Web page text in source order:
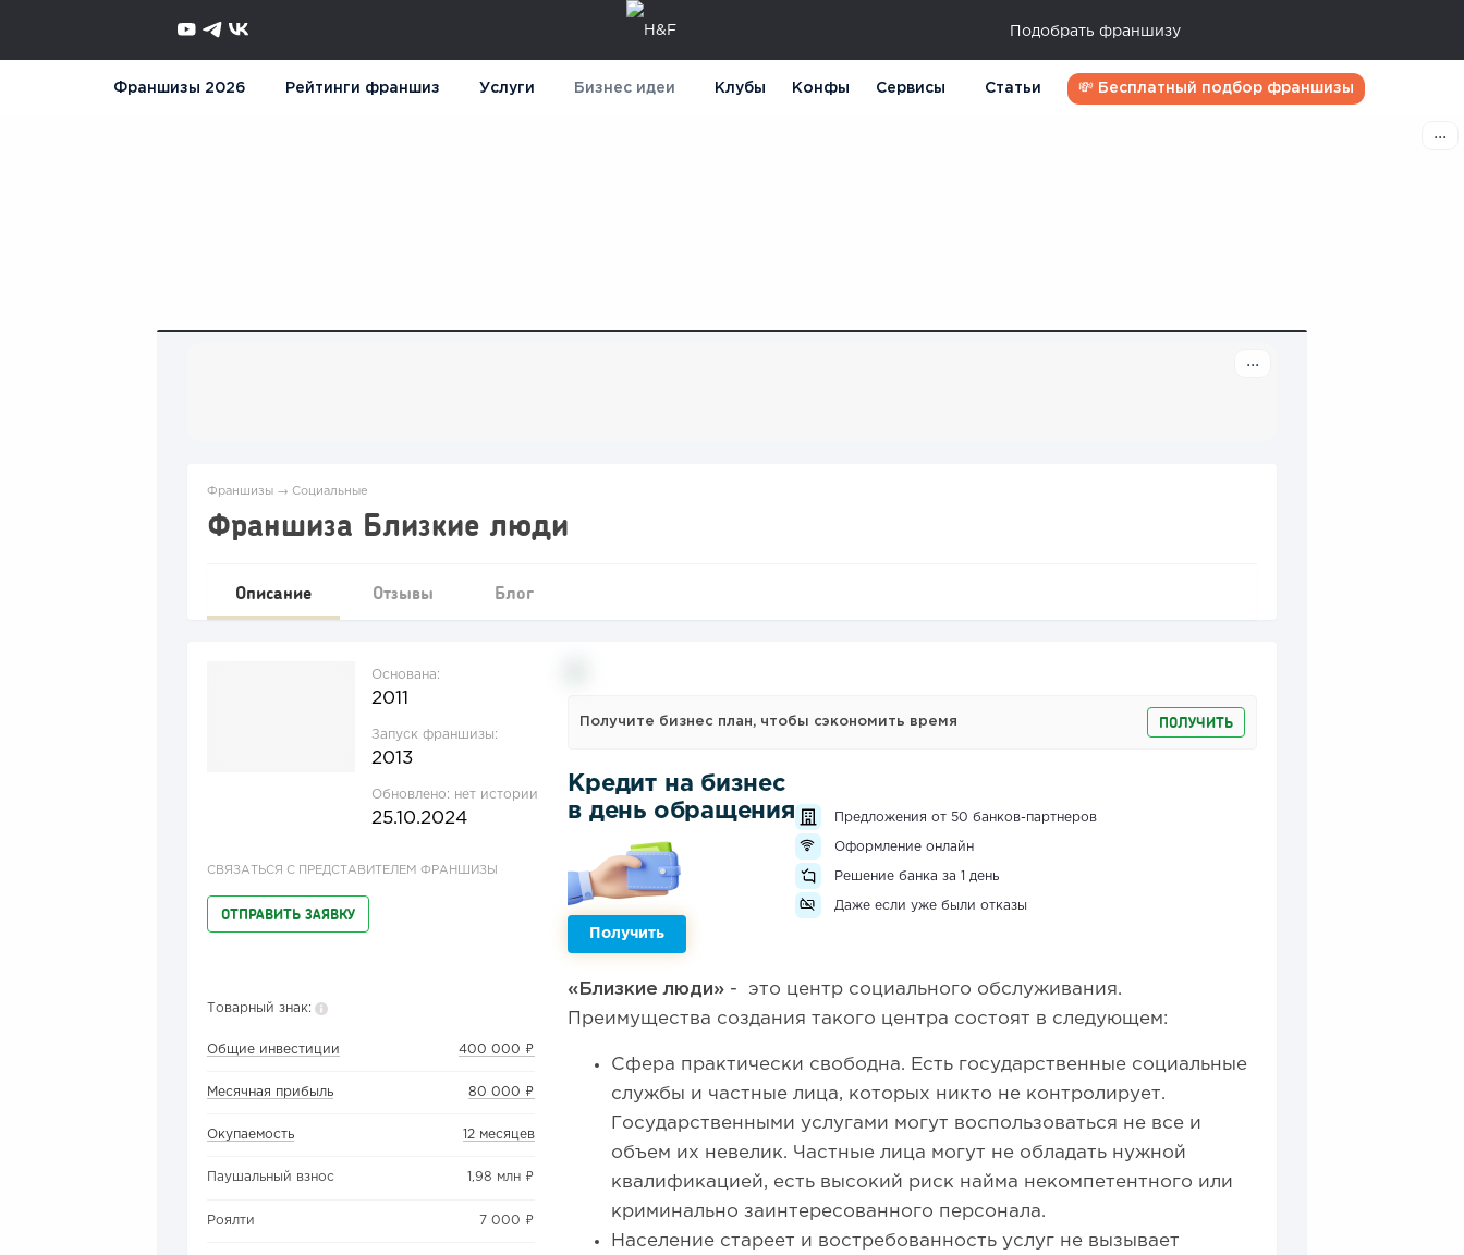
Подобрать франшизу
Франшизы 2026 Рейтинги франшиз Услуги Бизнес идеи Клубы Конфы Сервисы Статьи 💸 Бесплатный подбор франшизы
Франшизы → Социальные
Франшиза Близкие люди
Описание Отзывы Блог
Основана:
2011
Запуск франшизы:
2013
Обновлено: нет истории
25.10.2024
СВЯЗАТЬСЯ С ПРЕДСТАВИТЕЛЕМ ФРАНШИЗЫ
ОТПРАВИТЬ ЗАЯВКУ
Товарный знак:
Общие инвестиции 400 000 ₽
Месячная прибыль 80 000 ₽
Окупаемость 12 месяцев
Паушальный взнос 1,98 млн ₽
Роялти 7 000 ₽
Получите бизнес план, чтобы сэкономить время ПОЛУЧИТЬ
Кредит на бизнес
в день обращения
Получить
Предложения от 50 банков-партнеров
Оформление онлайн
Решение банка за 1 день
Даже если уже были отказы
«Близкие люди» - это центр социального обслуживания.
Преимущества создания такого центра состоят в следующем:
Сфера практически свободна. Есть государственные социальные
службы и частные лица, которых никто не контролирует.
Государственными услугами могут воспользоваться не все и
объем их невелик. Частные лица могут не обладать нужной
квалификацией, есть высокий риск найма некомпетентного или
криминально заинтересованного персонала.
Население стареет и востребованность услуг не вызывает